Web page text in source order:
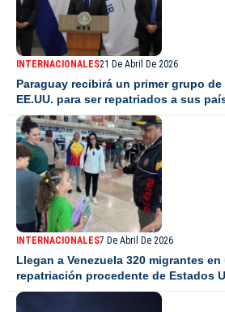
INTERNACIONALES21 De Abril De 2026
Paraguay recibirá un primer grupo
EE.UU. para ser repatriados a sus
INTERNACIONALES7 De Abril De 2026
Llegan a Venezuela 320 migrantes
repatriación procedente de Estados